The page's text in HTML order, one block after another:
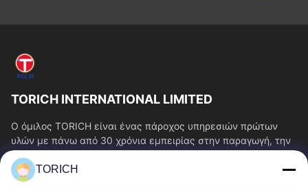
TORICH INTERNATIONAL LIMITED
Ο όμιλος TORICH είναι ένας πάροχος υπηρεσιών πρώτων
υλών με πάνω από 30 χρόνια εμπειρίας στην παραγωγή, την
έρευνα και ανάπτυξη, το εμπόριο, την...
Γρήγοροι Σύνδεσμοι
TORICH